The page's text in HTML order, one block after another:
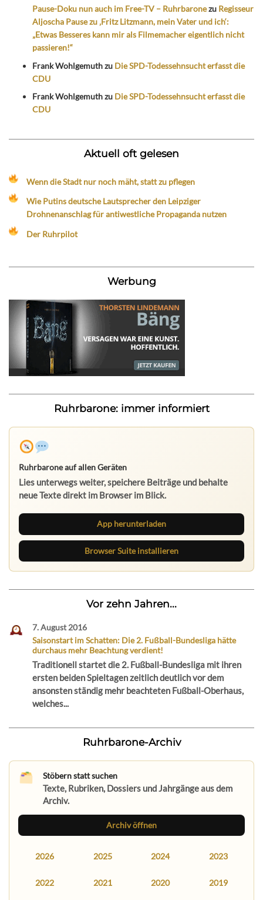
Pause-Doku nun auch im Free-TV – Ruhrbaronezu Regisseur
Aljoscha Pause zu ‚Fritz Litzmann, mein Vater und ich‘:
„Etwas Besseres kann mir als Filmemacher eigentlich nicht
passieren!“
Frank Wohlgemuthzu Die SPD-Todessehnsucht erfasst die
CDU
Frank Wohlgemuthzu Die SPD-Todessehnsucht erfasst die
CDU
Aktuell oft gelesen
Wenn die Stadt nur noch mäht, statt zu pflegen
Wie Putins deutsche Lautsprecher den Leipziger
Drohnenanschlag für antiwestliche Propaganda nutzen
Der Ruhrpilot
Werbung
Ruhrbarone: immer informiert
Ruhrbarone auf allen Geräten
Lies unterwegs weiter, speichere Beiträge und behalte
neue Texte direkt im Browser im Blick.
App herunterladen
Browser Suite installieren
Vor zehn Jahren...
7. August 2016
Saisonstart im Schatten: Die 2. Fußball-Bundesliga hätte
durchaus mehr Beachtung verdient!
Traditionell startet die 2. Fußball-Bundesliga mit ihren
ersten beiden Spieltagen zeitlich deutlich vor dem
ansonsten ständig mehr beachteten Fußball-Oberhaus,
welches...
Ruhrbarone-Archiv
Stöbern statt suchen
Texte, Rubriken, Dossiers und Jahrgänge aus dem
Archiv.
Archiv öffnen
2026 2025 2024 2023
2022 2021 2020 2019